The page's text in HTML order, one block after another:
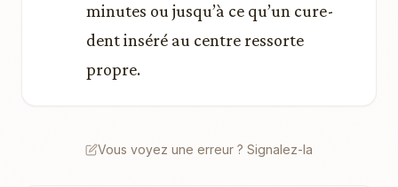
minutes ou jusqu’à ce qu’un cure-
dent inséré au centre ressorte
propre.
Vous voyez une erreur ? Signalez-la